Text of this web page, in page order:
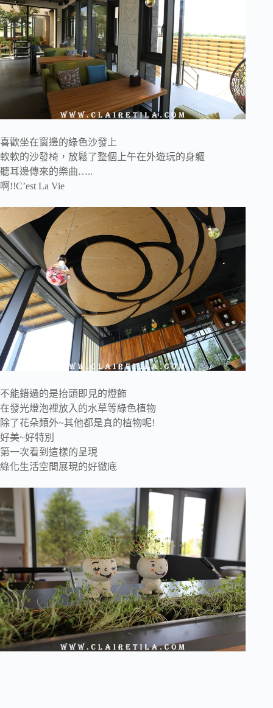
喜歡坐在窗邊的綠色沙發上
軟軟的沙發椅，放鬆了整個上午在外遊玩的身軀
聽耳邊傳來的樂曲…..
啊!!C’est La Vie
不能錯過的是抬頭即見的燈飾
在發光燈泡裡放入的水草等綠色植物
除了花朵類外~其他都是真的植物呢!
好美~好特別
第一次看到這樣的呈現
綠化生活空間展現的好徹底